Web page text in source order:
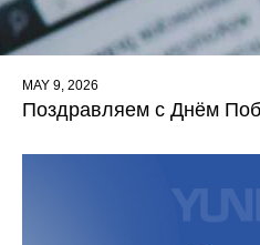
MAY 9, 2026
Поздравляем с Днём